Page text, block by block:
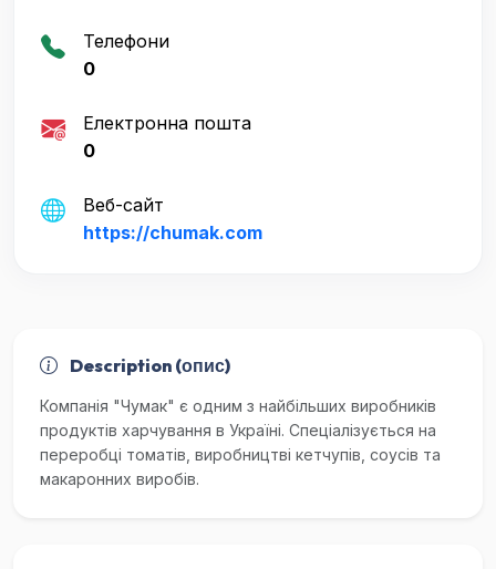
Телефони
0
Електронна пошта
0
Веб-сайт
https://chumak.com
Description (опис)
Компанія "Чумак" є одним з найбільших виробників
продуктів харчування в Україні. Спеціалізується на
переробці томатів, виробництві кетчупів, соусів та
макаронних виробів.